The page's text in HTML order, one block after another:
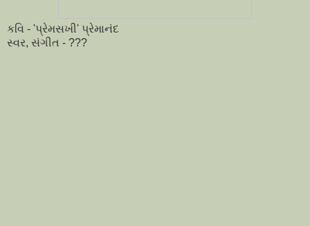
કવિ - 'પ્રેમસખી' પ્રેમાનંદ
સ્વર, સંગીત - ???